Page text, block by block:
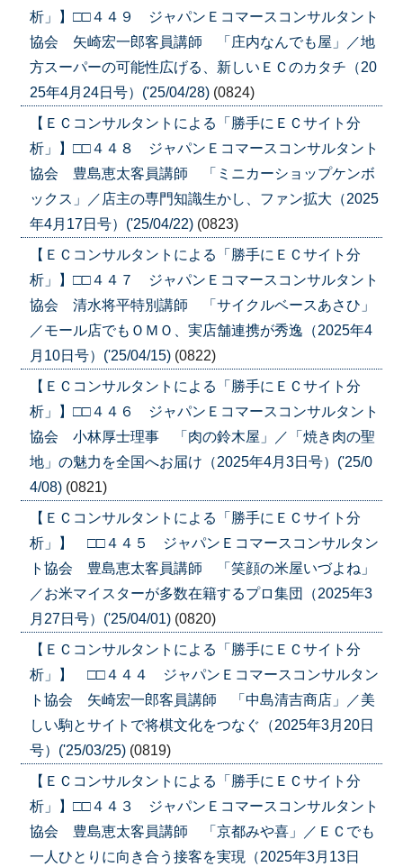
析」】□□４４９ ジャパンＥコマースコンサルタント
協会 矢崎宏一郎客員講師 「庄内なんでも屋」／地
方スーパーの可能性広げる、新しいＥＣのカタチ（20
25年4月24日号）('25/04/28) (0824)
【ＥＣコンサルタントによる「勝手にＥＣサイト分
析」】□□４４８ ジャパンＥコマースコンサルタント
協会 豊島恵太客員講師 「ミニカーショップケンボ
ックス」／店主の専門知識生かし、ファン拡大（2025
年4月17日号）('25/04/22) (0823)
【ＥＣコンサルタントによる「勝手にＥＣサイト分
析」】□□４４７ ジャパンＥコマースコンサルタント
協会 清水将平特別講師 「サイクルベースあさひ」
／モール店でもＯＭＯ、実店舗連携が秀逸（2025年4
月10日号）('25/04/15) (0822)
【ＥＣコンサルタントによる「勝手にＥＣサイト分
析」】□□４４６ ジャパンＥコマースコンサルタント
協会 小林厚士理事 「肉の鈴木屋」／「焼き肉の聖
地」の魅力を全国へお届け（2025年4月3日号）('25/0
4/08) (0821)
【ＥＣコンサルタントによる「勝手にＥＣサイト分
析」】 □□４４５ ジャパンＥコマースコンサルタン
ト協会 豊島恵太客員講師 「笑顔の米屋いづよね」
／お米マイスターが多数在籍するプロ集団（2025年3
月27日号）('25/04/01) (0820)
【ＥＣコンサルタントによる「勝手にＥＣサイト分
析」】 □□４４４ ジャパンＥコマースコンサルタン
ト協会 矢崎宏一郎客員講師 「中島清吉商店」／美
しい駒とサイトで将棋文化をつなぐ（2025年3月20日
号）('25/03/25) (0819)
【ＥＣコンサルタントによる「勝手にＥＣサイト分
析」】□□４４３ ジャパンＥコマースコンサルタント
協会 豊島恵太客員講師 「京都みや喜」／ＥＣでも
一人ひとりに向き合う接客を実現（2025年3月13日